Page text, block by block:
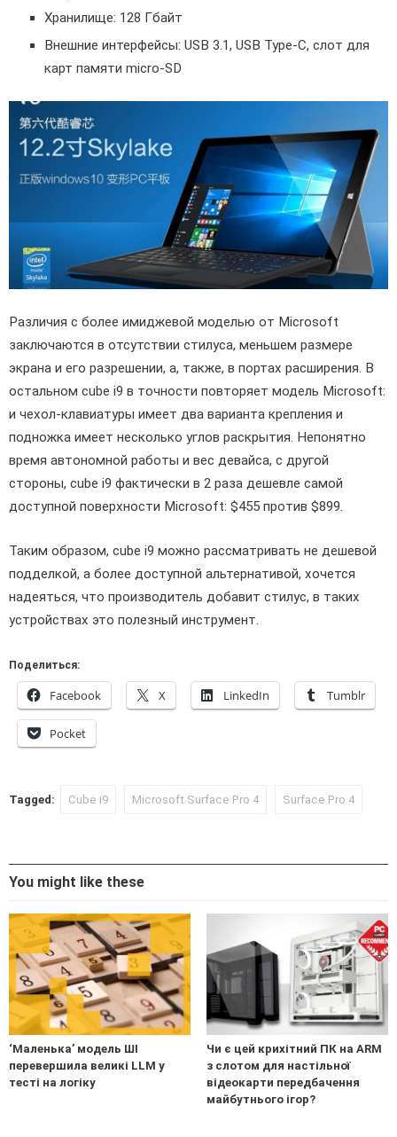
Хранилище: 128 Гбайт
Внешние интерфейсы: USB 3.1, USB Type-C, слот для
карт памяти micro-SD
Различия с более имиджевой моделью от Microsoft
заключаются в отсутствии стилуса, меньшем размере
экрана и его разрешении, а, также, в портах расширения. В
остальном cube i9 в точности повторяет модель Microsoft:
и чехол-клавиатуры имеет два варианта крепления и
подножка имеет несколько углов раскрытия. Непонятно
время автономной работы и вес девайса, с другой
стороны, cube i9 фактически в 2 раза дешевле самой
доступной поверхности Microsoft: $455 против $899.
Таким образом, cube i9 можно рассматривать не дешевой
подделкой, а более доступной альтернативой, хочется
надеяться, что производитель добавит стилус, в таких
устройствах это полезный инструмент.
Поделиться:
Facebook X LinkedIn Tumblr
Pocket
Tagged: Cube i9 Microsoft Surface Pro 4 Surface Pro 4
You might like these
‘Маленька’ модель ШІ
перевершила великі LLM у
тесті на логіку
Чи є цей крихітний ПК на ARM
з слотом для настільної
відеокарти передбачення
майбутнього ігор?